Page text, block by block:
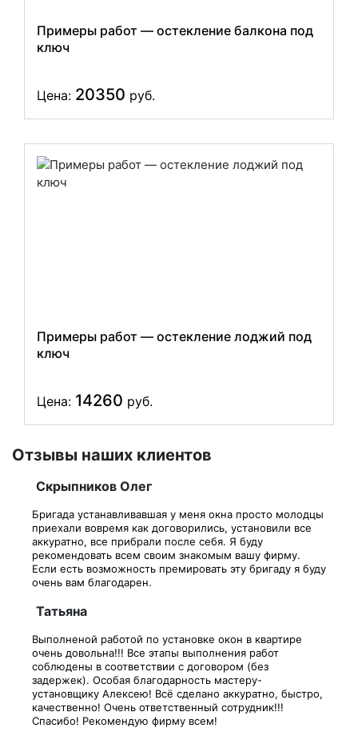
Примеры работ — остекление балкона под
ключ
Цена: 20350 руб.
Примеры работ — остекление лоджий под
ключ
Цена: 14260 руб.
Отзывы наших клиентов
Скрыпников Олег
Бригада устанавливавшая у меня окна просто молодцы
приехали вовремя как договорились, установили все
аккуратно, все прибрали после себя. Я буду
рекомендовать всем своим знакомым вашу фирму.
Если есть возможность премировать эту бригаду я буду
очень вам благодарен.
Татьяна
Выполненой работой по установке окон в квартире
очень довольна!!! Все этапы выполнения работ
соблюдены в соответствии с договором (без
задержек). Особая благодарность мастеру-
установщику Алексею! Всё сделано аккуратно, быстро,
качественно! Очень ответственный сотрудник!!!
Спасибо! Рекомендую фирму всем!